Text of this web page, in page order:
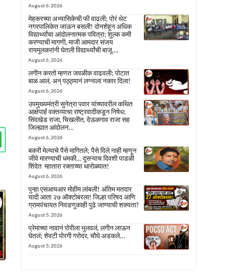
August 6, 2026
मेहकरच्या अभ्यासिकेची फी वाढली; पोरं थेट
नगरपालिकेत जाऊन बसली! दोनशेहून अधिक
विद्यार्थ्यांचा आंदोलनात्मक पवित्रा; शुल्क कमी
करण्याची मागणी, माजी आमदार संजय
रायमूलकरांनी घेतली विद्यार्थ्यांची बाजू….
August 6, 2026
लगीन करतो म्हणत जवळीक वाढवली; पोटात
बाळ आलं, अन् पठ्ठ्यानं लग्नाला नकार दिला!
August 6, 2026
उपमुख्यमंत्री सुनेत्रा पवार यांच्यावरील कथित
आक्षेपार्ह वक्तव्याचा राष्ट्रवादीकडून निषेध;
सिंदखेड राजा, चिखलीत, देऊळगाव राजा सह
जिल्ह्यात आंदोलन…
August 6, 2026
बकरी मेल्याचे पैसे मागितले; पैसे दिले नाही म्हणून
जीवे मारण्याची धमकी… दुसऱ्याच दिवशी पाडळी
शिंदेत म्हातारा रक्ताच्या थारोळ्यात!
August 6, 2026
पुन्हा एसआयआर मोहीम लांबली! अंतिम मतदार
यादी आता २७ ऑक्टोबरला! जिल्हा परिषद आणि
ग्रामपंचायत निवडणुकाही पुढे जाण्याची शक्यता?
August 5, 2026
प्रेमाच्या नावानं पोरीला भुलवलं, लगीन लाऊन
घेतलं; शेवटी पोरगी गरोदर, चौघे अडकले…
August 5, 2026